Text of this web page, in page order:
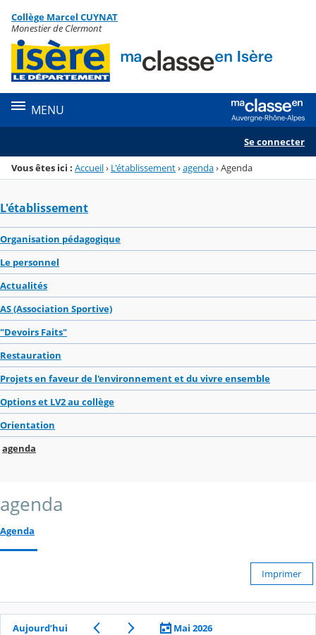
Menu de la rubrique
Contenu
Collège Marcel CUYNAT
Monestier de Clermont
MENU
Se connecter
Vous êtes ici : Accueil› L'établissement›agenda›Agenda
L'établissement
Organisation pédagogique
Le personnel
Actualités
AS (Association Sportive)
"Devoirs Faits"
Restauration
Projets en faveur de l'environnement et du vivre ensemble
Options et LV2 au collège
Orientation
agenda
agenda
Agenda
Imprimer
Aujourd’hui
Mai 2026